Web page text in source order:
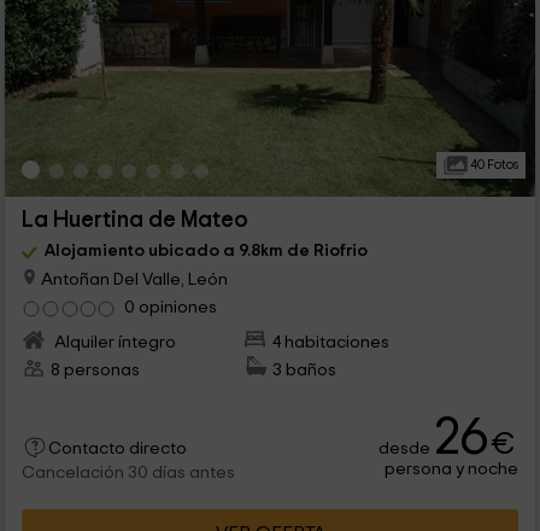
40 Fotos
La Huertina de Mateo
Alojamiento ubicado a 9.8km de Riofrio
Antoñan Del Valle, León
0 opiniones
Alquiler íntegro
4 habitaciones
8 personas
3 baños
Contacto directo
Cancelación 30 días antes
desde 26€
persona y noche